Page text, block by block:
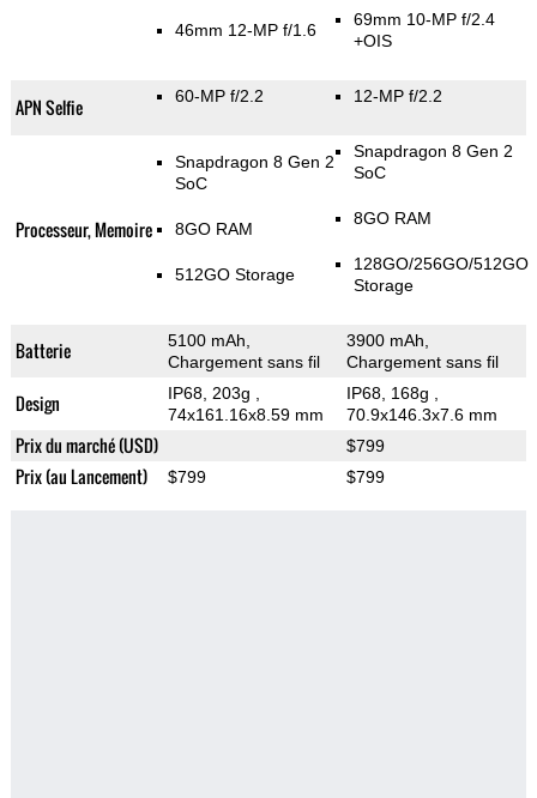
46mm 12-MP f/1.6
69mm 10-MP f/2.4
+OIS
APN Selfie 60-MP f/2.2 12-MP f/2.2
Processeur, Memoire
Snapdragon 8 Gen 2
SoC
8GO RAM
512GO Storage
Snapdragon 8 Gen 2
SoC
8GO RAM
128GO/256GO/512GO
Storage
Batterie
5100 mAh,
Chargement sans fil
3900 mAh,
Chargement sans fil
Design IP68, 203g
74x161.16x8.59 mm
IP68, 168g
70.9x146.3x7.6 mm
Prix du marché (USD) $799
Prix (au Lancement) $799 $799